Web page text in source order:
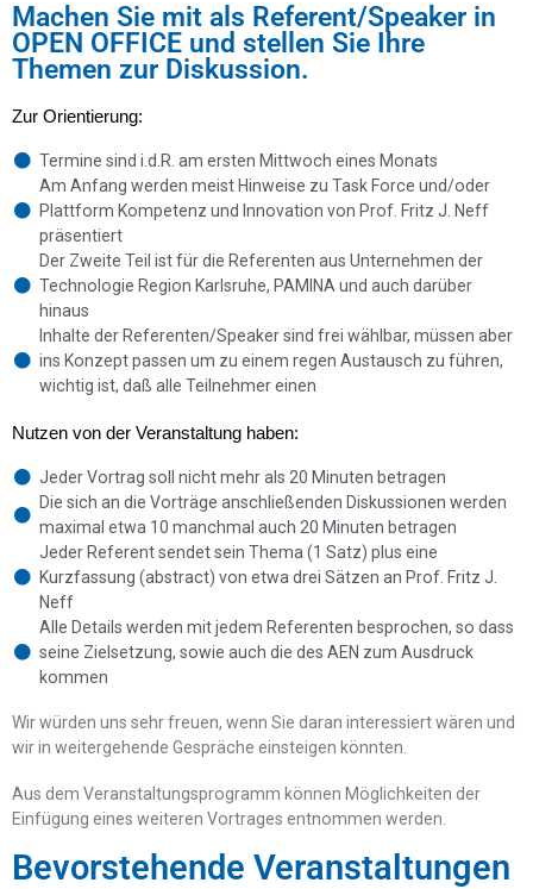
Machen Sie mit als Referent/Speaker in
OPEN OFFICE und stellen Sie Ihre
Themen zur Diskussion.
Zur Orientierung:
Termine sind i.d.R. am ersten Mittwoch eines Monats
Am Anfang werden meist Hinweise zu Task Force und/oder
Plattform Kompetenz und Innovation von Prof. Fritz J. Neff
präsentiert
Der Zweite Teil ist für die Referenten aus Unternehmen der
Technologie Region Karlsruhe, PAMINA und auch darüber
hinaus
Inhalte der Referenten/Speaker sind frei wählbar, müssen aber
ins Konzept passen um zu einem regen Austausch zu führen,
wichtig ist, daß alle Teilnehmer einen
Nutzen von der Veranstaltung haben:
Jeder Vortrag soll nicht mehr als 20 Minuten betragen
Die sich an die Vorträge anschließenden Diskussionen werden
maximal etwa 10 manchmal auch 20 Minuten betragen
Jeder Referent sendet sein Thema (1 Satz) plus eine
Kurzfassung (abstract) von etwa drei Sätzen an Prof. Fritz J.
Neff
Alle Details werden mit jedem Referenten besprochen, so dass
seine Zielsetzung, sowie auch die des AEN zum Ausdruck
kommen
Wir würden uns sehr freuen, wenn Sie daran interessiert wären und
wir in weitergehende Gespräche einsteigen könnten.
Aus dem Veranstaltungsprogramm können Möglichkeiten der
Einfügung eines weiteren Vortrages entnommen werden.
Bevorstehende Veranstaltungen